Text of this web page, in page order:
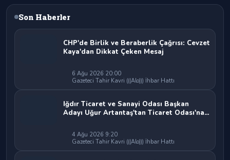
Son Haberler
CHP'de Birlik ve Beraberlik Çağrısı: Cevzet
Kaya'dan Dikkat Çeken Mesaj
6 Ağu 2026 20:00
Gazeteci Tahir Kavri (((Alo))) İhbar Hattı
Iğdır Ticaret ve Sanayi Odası Başkan
Adayı Uğur Artantaş'tan Ticaret Odası'na
Bırakılamaz"
4 Ağu 2026 9:20
Gazeteci Tahir Kavri (((Alo))) İhbar Hattı